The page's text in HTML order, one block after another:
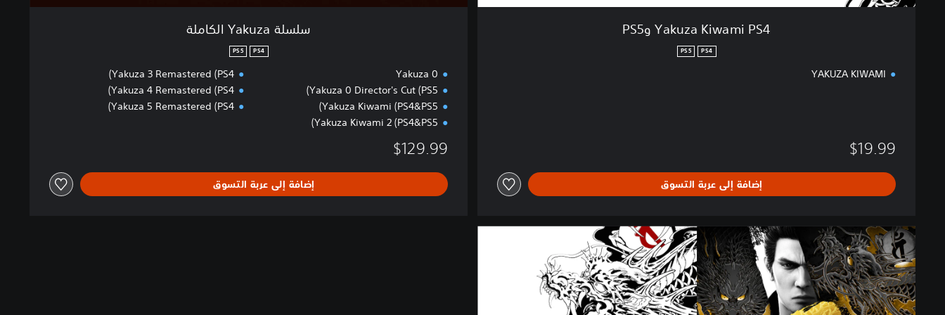
P
Yakuza Kiwami PS4 وPS5
PS4
PS5
YAKUZA KIWAMI
$19.99
إضافة إلى عربة التسوق
ل
سلسلة Yakuza الكاملة
PS4
PS5
Yakuza 0
Yakuza 0 Director's Cut (PS5)
Yakuza Kiwami (PS4&PS5)
Yakuza Kiwami 2 (PS4&PS5)
Yakuza 3 Remastered (PS4)
Yakuza 4 Remastered (PS4)
Yakuza 5 Remastered (PS4)
$129.99
إضافة إلى عربة التسوق
ح
ز
م
ة
Y
a